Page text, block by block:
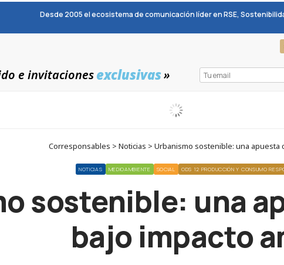
Desde 2005 el ecosistema de comunicación líder en RSE,
e invitacionesexclusivas»
Corresponsables > Noticias > Urbanismo sostenible: una
NOTICIAS MEDIOAMBIENTE SOCIAL ODS 12 PRODUCCIÓN Y CONSUMO
sostenible: una
bajo impacto